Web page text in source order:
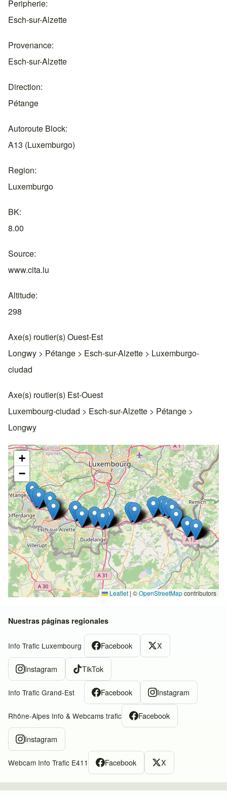
Peripherie
Esch-sur-Alzette
Provenance
Esch-sur-Alzette
Direction
Pétange
Autoroute Block
A13 (Luxemburgo)
Region
Luxemburgo
BK
8.00
Source
www.cita.lu
Altitude
298
Axe(s) routier(s) Ouest-Est
Longwy > Pétange > Esch-sur-Alzette > Luxemburgo-
ciudad
Axe(s) routier(s) Est-Ouest
Luxembourg-ciudad > Esch-sur-Alzette > Pétange >
Longwy
+
−
Leaflet | ©OpenStreetMapcontributors
Nuestras páginas regionales
Info Trafic Luxembourg Facebook X
Instagram TikTok
Info Trafic Grand-Est Facebook Instagram
Rhône-Alpes Info & Webcams trafic Facebook
Instagram
Webcam Info Trafic E411 Facebook X